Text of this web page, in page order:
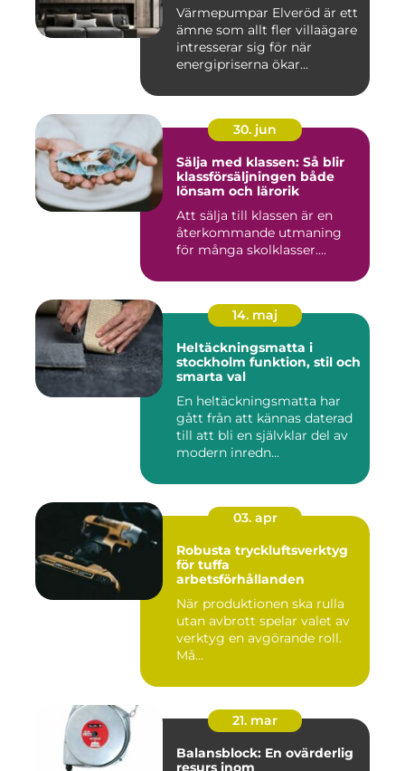
Värmepumpar Elveröd är ett
ämne som allt fler villaägare
intresserar sig för när
energipriserna ökar...
30. jun
Sälja med klassen: Så blir
klassförsäljningen både
lönsam och lärorik
Att sälja till klassen är en
återkommande utmaning
för många skolklasser....
14. maj
Heltäckningsmatta i
stockholm funktion, stil och
smarta val
En heltäckningsmatta har
gått från att kännas daterad
till att bli en självklar del av
modern inredn...
03. apr
Robusta tryckluftsverktyg
för tuffa
arbetsförhållanden
När produktionen ska rulla
utan avbrott spelar valet av
verktyg en avgörande roll.
Må...
21. mar
Balansblock: En ovärderlig
resurs inom